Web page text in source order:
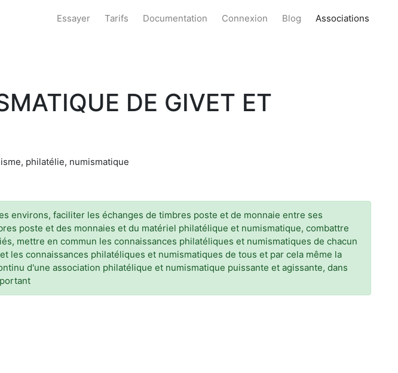
Essayer Tarifs Documentation Connexion Blog Associations
DE GIVET ET
philatélie, numismatique
environs, faciliter les échanges de timbres poste et de monnaie entre ses
poste et des monnaies et du matériel philatélique et numismatique, combattre
mettre en commun les connaissances philatéliques et numismatiques de chacun
connaissances philatéliques et numismatiques de tous et par cela même la
d'une association philatélique et numismatique puissante et agissante, dans